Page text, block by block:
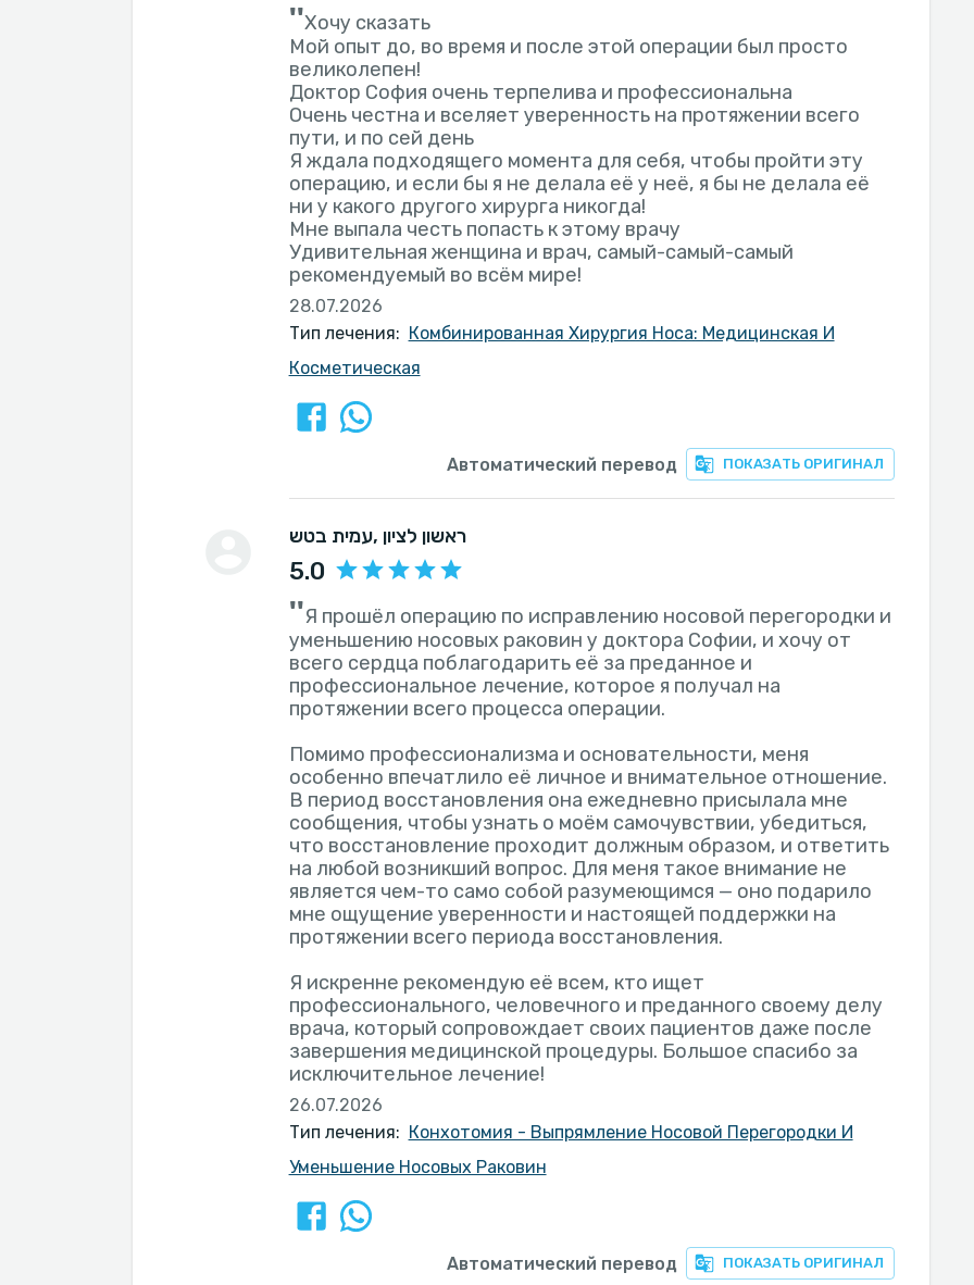
''Хочу сказать
Мой опыт до, во время и после этой операции был просто
великолепен!
Доктор София очень терпелива и профессиональна
Очень честна и вселяет уверенность на протяжении всего
пути, и по сей день
Я ждала подходящего момента для себя, чтобы пройти эту
операцию, и если бы я не делала её у неё, я бы не делала её
ни у какого другого хирурга никогда!
Мне выпала честь попасть к этому врачу
Удивительная женщина и врач, самый-самый-самый
рекомендуемый во всём мире!
28.07.2026
Тип лечения: Комбинированная Хирургия Носа: Медицинская И
Косметическая
ПОКАЗАТЬ ОРИГИНАЛ
Автоматический перевод
עמית בטש , ראשון לציון
5.0
''Я прошёл операцию по исправлению носовой перегородки и
уменьшению носовых раковин у доктора Софии, и хочу от
всего сердца поблагодарить её за преданное и
профессиональное лечение, которое я получал на
протяжении всего процесса операции.
Помимо профессионализма и основательности, меня
особенно впечатлило её личное и внимательное отношение.
В период восстановления она ежедневно присылала мне
сообщения, чтобы узнать о моём самочувствии, убедиться,
что восстановление проходит должным образом, и ответить
на любой возникший вопрос. Для меня такое внимание не
является чем-то само собой разумеющимся — оно подарило
мне ощущение уверенности и настоящей поддержки на
протяжении всего периода восстановления.
Я искренне рекомендую её всем, кто ищет
профессионального, человечного и преданного своему делу
врача, который сопровождает своих пациентов даже после
завершения медицинской процедуры. Большое спасибо за
исключительное лечение!
26.07.2026
Тип лечения: Конхотомия - Выпрямление Носовой Перегородки И
Уменьшение Носовых Раковин
ПОКАЗАТЬ ОРИГИНАЛ
Автоматический перевод